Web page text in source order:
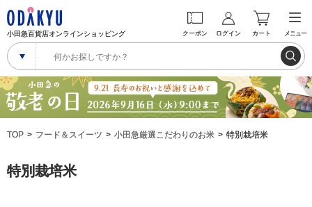
小田急百貨店オンラインショッピング クーポン ログイン カート メニュー
TOP フード＆スイーツ 小田急厳選こだわりのお米 特別栽培米
特別栽培米